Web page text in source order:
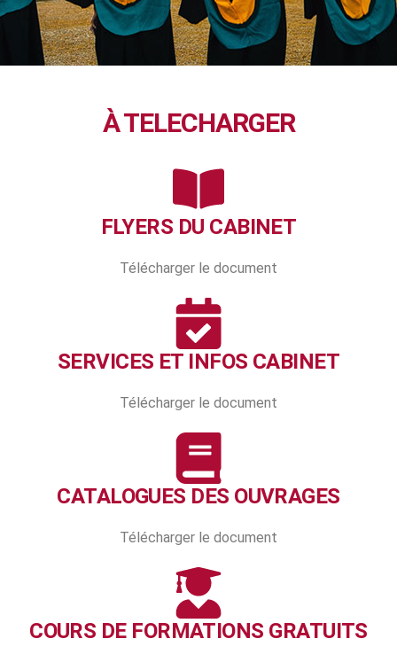
À TELECHARGER
FLYERS DU CABINET
Télécharger le document
SERVICES ET INFOS CABINET
Télécharger le document
CATALOGUES DES OUVRAGES
Télécharger le document
COURS DE FORMATIONS GRATUITS